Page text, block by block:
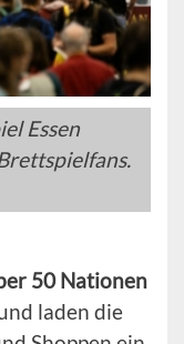
Essen
50 Nationen
laden die